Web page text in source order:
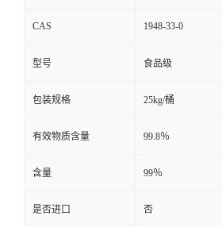
CAS 1948-33-0
型号 食品级
包装规格 25kg/桶
有效物质含量 99.8％
含量 99％
是否进口 否